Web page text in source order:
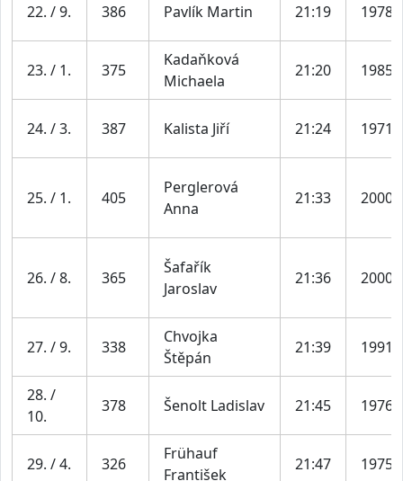
22. / 9. 386 Pavlík Martin 21:19 1978
23. / 1. 375
Kadaňková
Michaela
21:20 1985
24. / 3. 387 Kalista Jiří 21:24 1971
25. / 1. 405
Perglerová
Anna
21:33 2000
26. / 8. 365
Šafařík
Jaroslav
21:36 2000
27. / 9. 338
Chvojka
Štěpán
21:39 1991
28. /
10.
378 Šenolt Ladislav 21:45 1976
29. / 4. 326
Frühauf
František
21:47 1975